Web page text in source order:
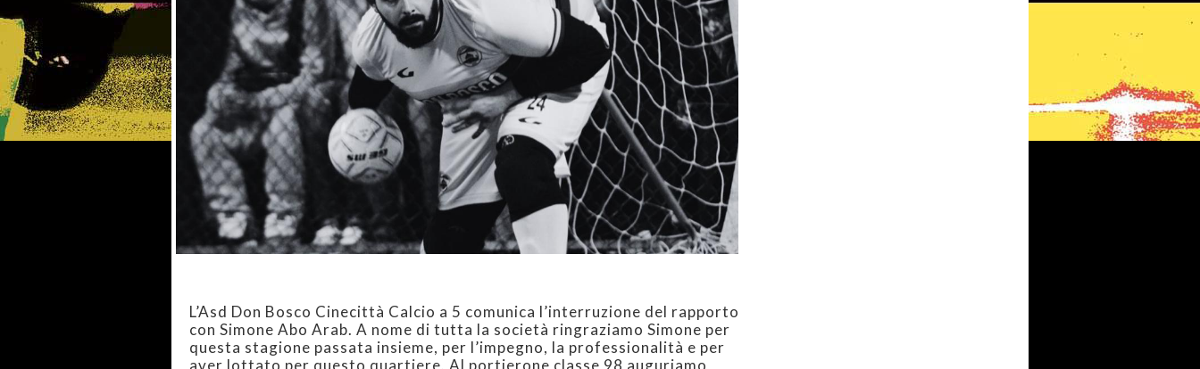
L’Asd Don Bosco Cinecittà Calcio a 5 comunica l’interruzione del rapporto
con Simone Abo Arab. A nome di tutta la società ringraziamo Simone per
questa stagione passata insieme, per l’impegno, la professionalità e per
aver lottato per questo quartiere. Al portierone classe 98 auguriamo